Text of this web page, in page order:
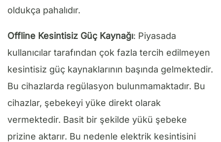
oldukça pahalıdır.
Offline Kesintisiz Güç Kaynağı: Piyasada
kullanıcılar tarafından çok fazla tercih edilmeyen
kesintisiz güç kaynaklarının başında gelmektedir.
Bu cihazlarda regülasyon bulunmamaktadır. Bu
cihazlar, şebekeyi yüke direkt olarak
vermektedir. Basit bir şekilde yükü şebeke
prizine aktarır. Bu nedenle elektrik kesintisini